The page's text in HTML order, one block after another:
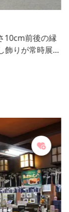
10cm前後の縁
飾りが常時展示